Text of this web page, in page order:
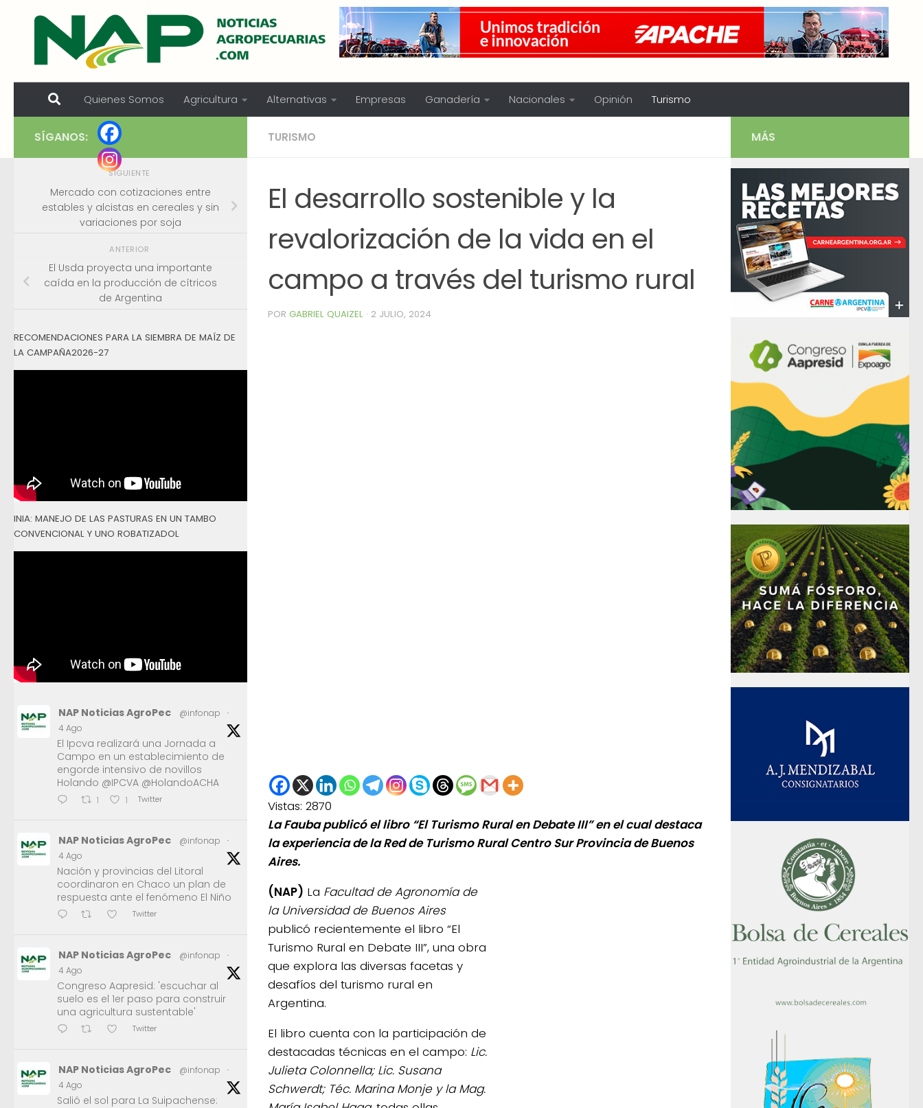
Skip to content
Quienes Somos Agricultura Alternativas Empresas Ganadería Nacionales Opinión Turismo
TURISMO
El desarrollo sostenible y la
revalorización de la vida en el
campo a través del turismo rural
POR GABRIEL QUAIZEL · 2 JULIO, 2024
Vistas: 2870
La Fauba publicó el libro “El Turismo Rural en Debate III” en el cual destaca
la experiencia de la Red de Turismo Rural Centro Sur Provincia de Buenos
Aires.
(NAP) La Facultad de Agronomía de
la Universidad de Buenos Aires
publicó recientemente el libro “El
Turismo Rural en Debate III”, una obra
que explora las diversas facetas y
desafíos del turismo rural en
Argentina.
El libro cuenta con la participación de
destacadas técnicas en el campo: Lic.
Julieta Colonnella; Lic. Susana
Schwerdt; Téc. Marina Monje y la Mag.
SÍGANOS:
SIGUIENTE
Mercado con cotizaciones entre
estables y alcistas en cereales y sin
variaciones por soja
ANTERIOR
El Usda proyecta una importante
caída en la producción de cítricos
de Argentina
RECOMENDACIONES PARA LA SIEMBRA DE MAÍZ DE
LA CAMPAÑA2026-27
INIA: MANEJO DE LAS PASTURAS EN UN TAMBO
CONVENCIONAL Y UNO ROBATIZADOL
NAP Noticias AgroPec @infonap
·
4 Ago
El Ipcva realizará una Jornada a
Campo en un establecimiento de
engorde intensivo de novillos
Holando @IPCVA @HolandoACHA
1 1 Twitter
NAP Noticias AgroPec @infonap
·
4 Ago
Nación y provincias del Litoral
coordinaron en Chaco un plan de
respuesta ante el fenómeno El Niño
Twitter
NAP Noticias AgroPec @infonap
·
4 Ago
Congreso Aapresid: 'escuchar al
suelo es el 1er paso para construir
una agricultura sustentable'
Twitter
NAP Noticias AgroPec @infonap
·
4 Ago
Salió el sol para La Suipachense:
MÁS